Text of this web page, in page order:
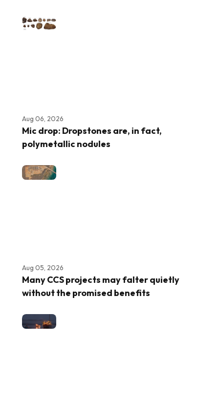
Aug 06, 2026
Mic drop: Dropstones are, in fact,
polymetallic nodules
Aug 05, 2026
Many CCS projects may falter quietly
without the promised benefits